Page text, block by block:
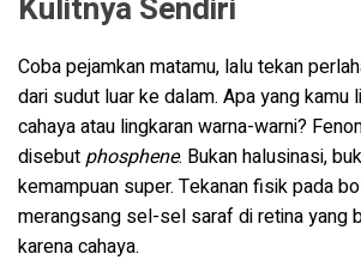
Kulitnya Sendiri
Coba pejamkan matamu, lalu tekan
dari sudut luar ke dalam. Apa yang kamu
cahaya atau lingkaran warna-warni?
disebut phosphene. Bukan halusinasi,
kemampuan super. Tekanan fisik pada
merangsang sel-sel saraf di retina yang
karena cahaya.